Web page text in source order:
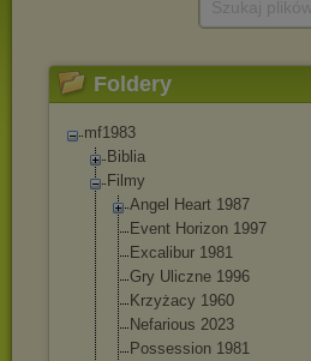
Foldery
mf1983
Biblia
Filmy
Angel Heart 1987
Event Horizon 1997
Excalibur 1981
Gry Uliczne 1996
Krzyżacy 1960
Nefarious 2023
Possession 1981